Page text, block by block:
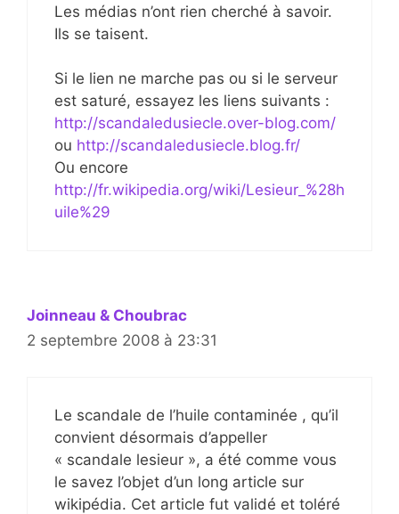
Les médias n’ont rien cherché à savoir.
Ils se taisent.
Si le lien ne marche pas ou si le serveur
est saturé, essayez les liens suivants :
http://scandaledusiecle.over-blog.com/
ou http://scandaledusiecle.blog.fr/
Ou encore
http://fr.wikipedia.org/wiki/Lesieur_%28h
uile%29
Joinneau & Choubrac
2 septembre 2008 à 23:31
Le scandale de l’huile contaminée , qu’il
convient désormais d’appeller
« scandale lesieur », a été comme vous
le savez l’objet d’un long article sur
wikipédia. Cet article fut validé et toléré